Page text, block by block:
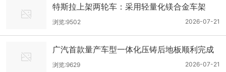
特斯拉上架两轮车：采用轻量化镁合金车架
2026-07-21
浏览:9502
广汽首款量产车型一体化压铸后地板顺利完成
试制
2026-07-21
浏览:9629